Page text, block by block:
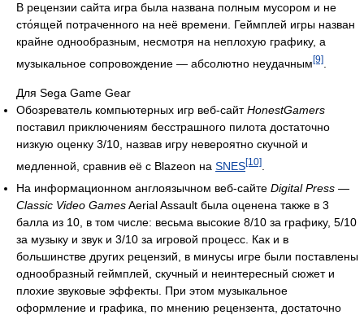
В рецензии сайта игра была названа полным мусором и не
сто́ящей потраченного на неё времени. Геймплей игры назван
крайне однообразным, несмотря на неплохую графику, а
музыкальное сопровождение — абсолютно неудачным [9]
Для Sega Game Gear
Обозреватель компьютерных игр веб-сайтHonestGamers
поставил приключениям бесстрашного пилота достаточно
низкую оценку 3/10, назвав игру невероятно скучной и
медленной, сравнив её с Blazeon на SNES[10]
На информационном англоязычном веб-сайте Digital Press —
Classic Video GamesAerial Assault была оценена также в 3
балла из 10, в том числе: весьма высокие 8/10 за графику, 5/10
за музыку и звук и 3/10 за игровой процесс. Как и в
большинстве других рецензий, в минусы игре были поставлены
однообразный геймплей, скучный и неинтересный сюжет и
плохие звуковые эффекты. При этом музыкальное
оформление и графика, по мнению рецензента, достаточно